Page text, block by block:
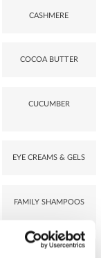
CASHMERE
COCOA BUTTER
CUCUMBER
EYE CREAMS & GELS
FAMILY SHAMPOOS